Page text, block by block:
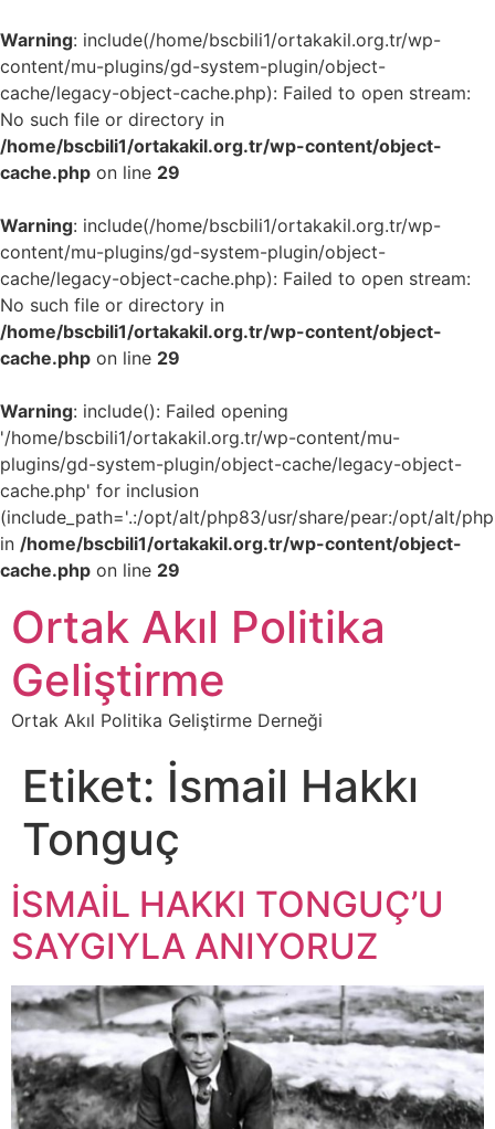
Warning: include(/home/bscbili1/ortakakil.org.tr/wp-
content/mu-plugins/gd-system-plugin/object-
cache/legacy-object-cache.php): Failed to open stream:
No such file or directory in
/home/bscbili1/ortakakil.org.tr/wp-content/object-
cache.php on line 29
Warning: include(/home/bscbili1/ortakakil.org.tr/wp-
content/mu-plugins/gd-system-plugin/object-
cache/legacy-object-cache.php): Failed to open stream:
No such file or directory in
/home/bscbili1/ortakakil.org.tr/wp-content/object-
cache.php on line 29
Warning: include(): Failed opening
'/home/bscbili1/ortakakil.org.tr/wp-content/mu-
plugins/gd-system-plugin/object-cache/legacy-object-
cache.php' for inclusion
(include_path='.:/opt/alt/php83/usr/share/pear:/opt/alt/
in /home/bscbili1/ortakakil.org.tr/wp-content/object-
cache.php on line 29
Ortak Akıl Politika
Geliştirme
Ortak Akıl Politika Geliştirme Derneği
Etiket: İsmail Hakkı
Tonguç
İSMAİL HAKKI TONGUÇ’U
SAYGIYLA ANIYORUZ